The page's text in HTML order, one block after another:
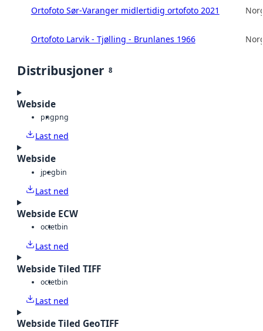
Ortofoto Sør-Varanger midlertidig ortofoto 2021
Ortofoto Larvik - Tjølling - Brunlanes 1966
Distribusjoner 8
Webside
pngpng
Last ned
Webside
jpegbin
Last ned
Webside ECW
octetbin
Last ned
Webside Tiled TIFF
octetbin
Last ned
Webside Tiled GeoTIFF